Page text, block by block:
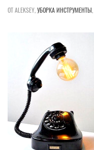
ОТ ALEKSEY,УБОРКАИНСТРУМЕНТЫ,